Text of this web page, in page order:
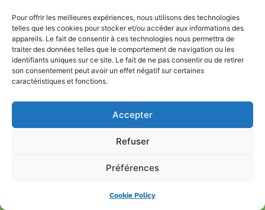
Pour offrir les meilleures expériences, nous utilisons des technologies
telles que les cookies pour stocker et/ou accéder aux informations des
appareils. Le fait de consentir à ces technologies nous permettra de
traiter des données telles que le comportement de navigation ou les
identifiants uniques sur ce site. Le fait de ne pas consentir ou de retirer
son consentement peut avoir un effet négatif sur certaines
caractéristiques et fonctions.
Accepter
Refuser
Préférences
Cookie Policy
jardin
©2026- Réseau Cocagne -Site web réalisé par Ethicweb
Mentions légales